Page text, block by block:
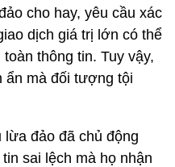
cho hay, yêu cầu xác
dịch giá trị lớn có thể
thông tin. Tuy vậy,
ẩn mà đối tượng tội
lừa đảo đã chủ động
sai lệch mà họ nhận